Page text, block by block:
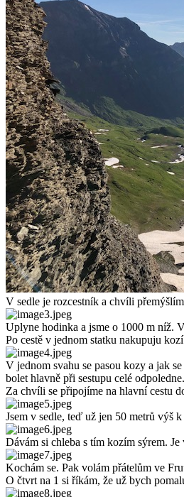
V sedle je rozcestník a chvíli
Uplyne hodinka a jsme o 1000 m níž.
Po cestě v jednom statku nakupuju
V jednom svahu se pasou kozy a jak
bolet hlavně při sestupu celé
Za chvíli se připojíme na hlavní cestu
Jsem v sedle, teď už jen 50 metrů výš
Dávám si chleba s tím kozím sýrem.
Kochám se. Pak volám přátelům ve
O čtvrt na 1 si říkám, že už bych